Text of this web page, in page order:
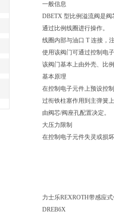
一般信息
DBETX 型比例溢流阀是
通过比例线圈进行操作。
线圈内部与油口 T 连接，
使用该阀门可通过控制电
该阀门基本上由外壳、比
基本原理
在控制电子元件上预设控
过衔铁柱塞作用到主弹簧
由阀芯/阀座孔配置决定。
大压力限制
在控制电子元件失灵或损
力士乐REXROTH带感应
DREB6X